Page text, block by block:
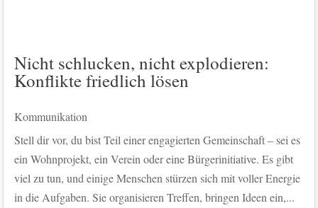
Nicht schlucken, nicht explodieren:
Konflikte friedlich lösen
Kommunikation
Stell dir vor, du bist Teil einer engagierten Gemeinschaft – sei es
ein Wohnprojekt, ein Verein oder eine Bürgerinitiative. Es gibt
viel zu tun, und einige Menschen stürzen sich mit voller Energie
in die Aufgaben. Sie organisieren Treffen, bringen Ideen ein,...